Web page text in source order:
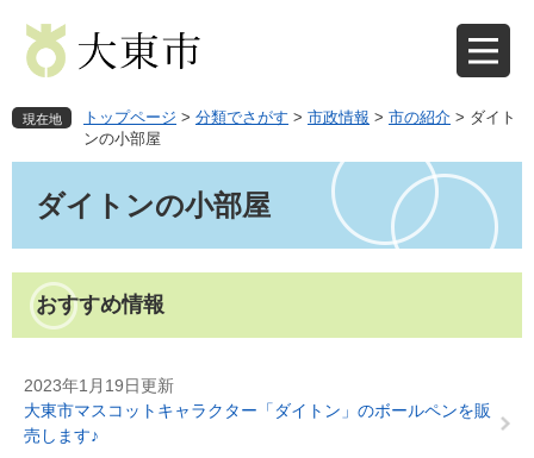
先
で
を
ば
現在地 トップページ > 分類でさがす > 市政情報 > 市の紹介 > ダイト
ンの小部屋
ダイトンの小部屋
おすすめ情報
2023年1月19日更新
大東市マスコットキャラクター「ダイトン」のボールペンを販
売します♪